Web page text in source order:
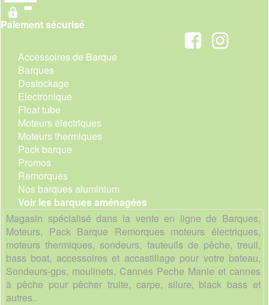
Paiement sécurisé
Accessoires de Barque
Barques
Destockage
Electronique
Float tube
Moteurs électriques
Moteurs thermiques
Pack barque
Promos
Remorques
Nos barques aluminium
Voir les barques aménagées
Magasin spécialisé dans la vente en ligne de Barques,
Moteurs, Pack Barque Remorques moteurs électriques,
moteurs thermiques, sondeurs, fauteuils de pêche, treuil,
bass boat, accessoires et accastillage pour votre bateau,
Sondeurs-gps, moulinets, Cannes Peche Manie et cannes
à pêche pour pêcher truite, carpe, silure, black bass et
autres..